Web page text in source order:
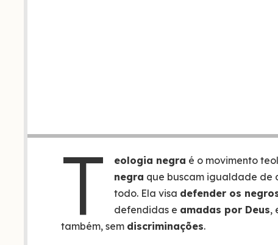
T eologia negra é o movimento
negra que buscam igualdade de
todo. Ela visa defender os
defendidas e amadas por Deus,
também, sem discriminações.